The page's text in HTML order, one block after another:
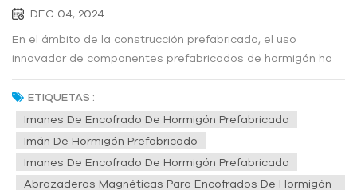
compuestos prefabricados
DEC 04, 2024
En el ámbito de la construcción prefabricada, el uso
innovador de componentes prefabricados de hormigón ha
revolucionado la industria, ofreciendo mayor velocidad,
precisión y durabilidad. Entre los elementos cruciales que
impulsan esta transformación está la utilización de imanes
de encofrado de ho...
ETIQUETAS :
Imanes De Encofrado De Hormigón Prefabricado
Imán De Hormigón Prefabricado
Imanes De Encofrado De Hormigón Prefabricado
Abrazaderas Magnéticas Para Encofrados De Hormigón